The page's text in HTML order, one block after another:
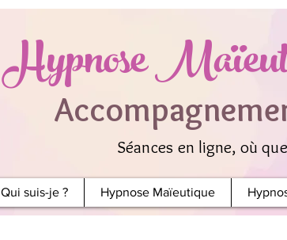
Hypnose
Séances en ligne, où
Qui suis-je ? Hypnose Maïeutique